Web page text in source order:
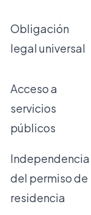
Obligación
legal universal
Acceso a
servicios
públicos
Independencia
del permiso de
residencia